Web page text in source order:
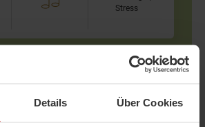
Details Über Cookies
Stress